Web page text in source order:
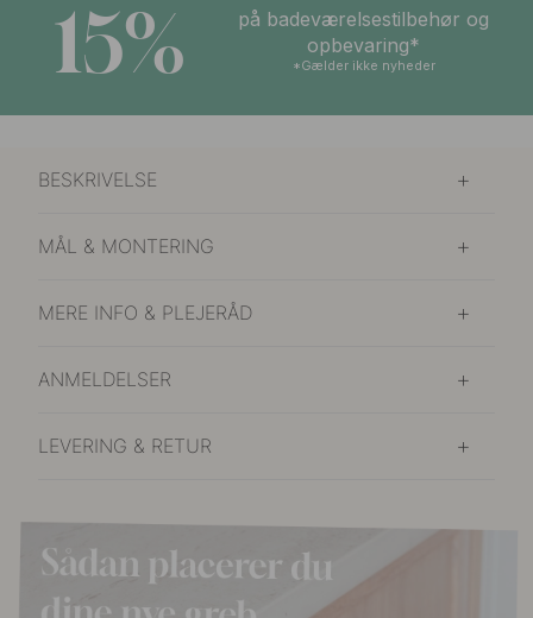
15%
på badeværelsestilbehør og
opbevaring*
*Gælder ikke nyheder
BESKRIVELSE
MÅL & MONTERING
MERE INFO & PLEJERÅD
ANMELDELSER
LEVERING & RETUR